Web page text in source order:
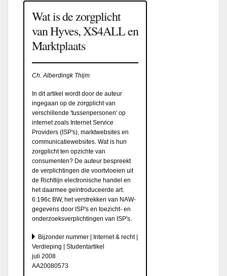
Wat is de zorgplicht
van Hyves, XS4ALL en
Marktplaats
Ch. Alberdingk Thijm
In dit artikel wordt door de auteur
ingegaan op de zorgplicht van
verschillende 'tussenpersonen' op
internet zoals Internet Service
Providers (ISP's), marktwebsites en
communicatiewebsites. Wat is hun
zorgplicht ten opzichte van
consumenten? De auteur bespreekt
de verplichtingen die voortvloeien uit
de Richtlijn electronische handel en
het daarmee geintroduceerde art.
6:196c BW, het verstrekken van NAW-
gegevens door ISP's en toezicht- en
onderzoeksverplichtingen van ISP's.
Bijzonder nummer | Internet & recht |
Verdieping | Studentartikel
juli 2008
AA20080573